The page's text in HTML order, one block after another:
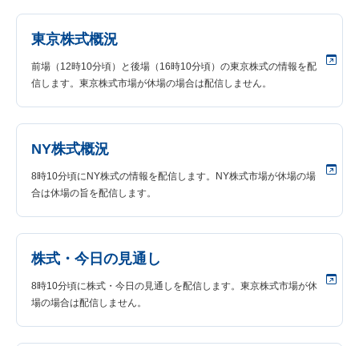
東京株式概況
前場（12時10分頃）と後場（16時10分頃）の東京株式の情報を配
信します。東京株式市場が休場の場合は配信しません。
NY株式概況
8時10分頃にNY株式の情報を配信します。NY株式市場が休場の場
合は休場の旨を配信します。
株式・今日の見通し
8時10分頃に株式・今日の見通しを配信します。東京株式市場が休
場の場合は配信しません。